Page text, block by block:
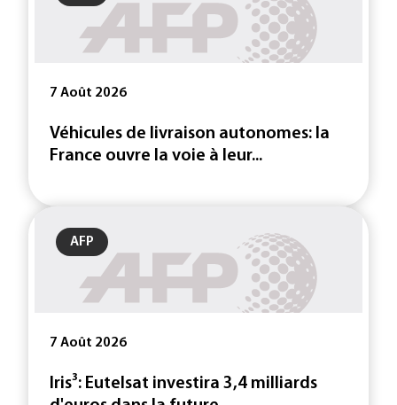
7 Août 2026
Véhicules de livraison autonomes: la
France ouvre la voie à leur...
AFP
7 Août 2026
Iris³: Eutelsat investira 3,4 milliards